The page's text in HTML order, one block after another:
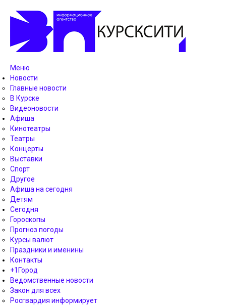
Меню
Новости
Главные новости
В Курске
Видеоновости
Афиша
Кинотеатры
Театры
Концерты
Выставки
Спорт
Другое
Афиша на сегодня
Детям
Сегодня
Гороскопы
Прогноз погоды
Курсы валют
Праздники и именины
Контакты
+1Город
Ведомственные новости
Закон для всех
Росгвардия информирует